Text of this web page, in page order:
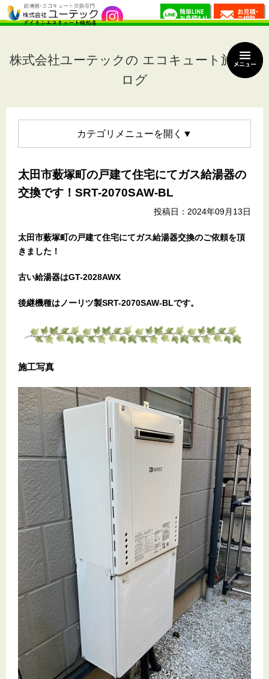
株式会社ユーテックの エコキュート施工ブ
ログ
カテゴリメニュー
太田市薮塚町の戸建て住宅にてガス給湯器の
交換です！SRT-2070SAW-BL
投稿日：2024年09月13日
太田市薮塚町の戸建て住宅にてガス給湯器交換のご依頼を頂
きました！
古い給湯器はGT-2028AWX
後継機種はノーリツ製SRT-2070SAW-BLです。
施工写真